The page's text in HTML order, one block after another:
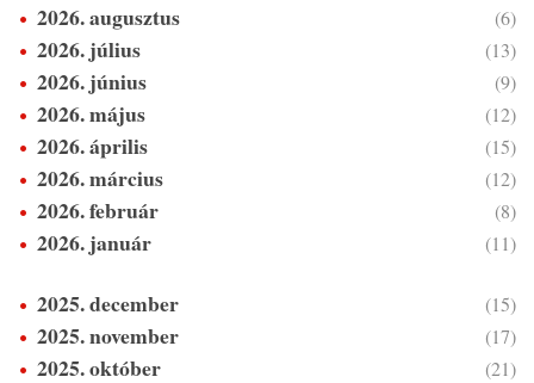
2026. augusztus (6)
2026. július (13)
2026. június (9)
2026. május (12)
2026. április (15)
2026. március (12)
2026. február (8)
2026. január (11)
2025. december (15)
2025. november (17)
2025. október (21)